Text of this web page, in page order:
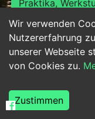
Wir verwenden
Nutzererfahrung
unserer Webseite
von Cookies zu.
Zustimmen
Praktika,
Personalwesen
Hilfskräfte,
Weiterbildung,